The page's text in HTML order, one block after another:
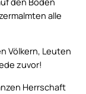
alle
Völkern, Leuten
zuvor!
Herrschaft